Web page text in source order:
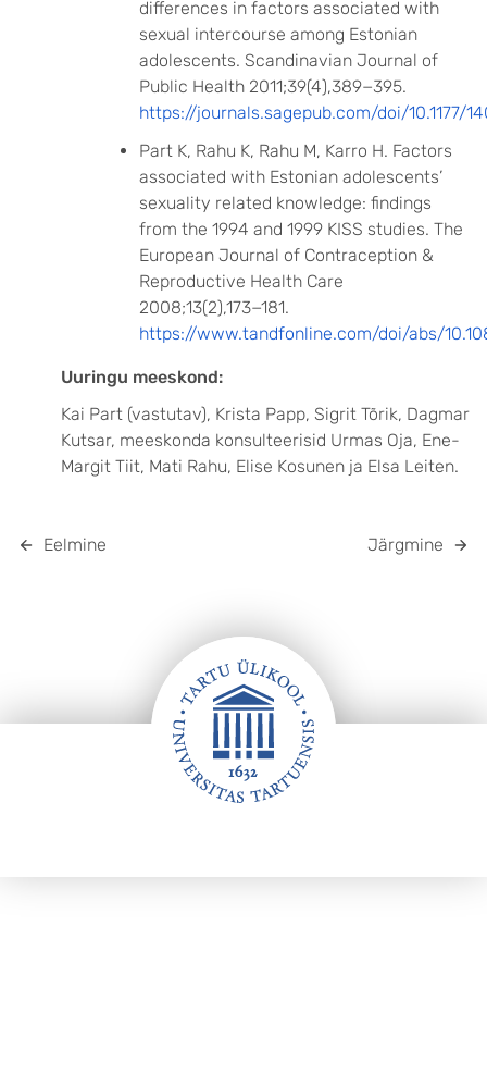
differences in factors associated with
sexual intercourse among Estonian
adolescents. Scandinavian Journal of
Public Health 2011;39(4),389−395.
https://journals.sagepub.com/doi/10.1177/
Part K, Rahu K, Rahu M, Karro H. Factors
associated with Estonian adolescents’
sexuality related knowledge: findings
from the 1994 and 1999 KISS studies. The
European Journal of Contraception &
Reproductive Health Care
2008;13(2),173−181.
https://www.tandfonline.com/doi/abs/
Uuringu meeskond:
Kai Part (vastutav), Krista Papp, Sigrit Tõrik, Dagmar
Kutsar, meeskonda konsulteerisid Urmas Oja, Ene-
Margit Tiit, Mati Rahu, Elise Kosunen ja Elsa Leiten.
Eelmine Järgmine